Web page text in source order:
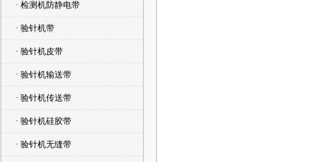
· 检测机防静电带
· 验针机带
· 验针机皮带
· 验针机输送带
· 验针机传送带
· 验针机硅胶带
· 验针机无缝带